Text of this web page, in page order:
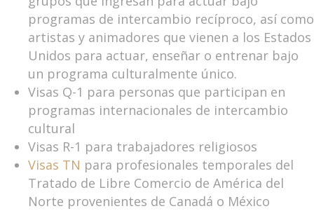
programas de intercambio recíproco, así como
artistas y animadores que vienen a los Estados
Unidos para actuar, enseñar o entrenar bajo
un programa culturalmente único.
Visas Q-1 para personas que participan en
programas internacionales de intercambio
cultural
Visas R-1 para trabajadores religiosos
Visas TN para profesionales temporales del
Tratado de Libre Comercio de América del
Norte provenientes de Canadá o México